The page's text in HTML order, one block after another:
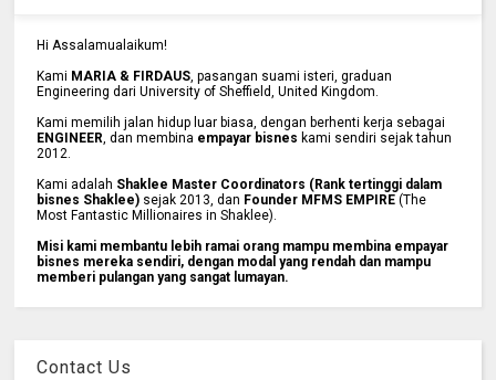
Hi Assalamualaikum!
Kami MARIA & FIRDAUS, pasangan suami isteri, graduan
Engineering dari University of Sheffield, United Kingdom.
Kami memilih jalan hidup luar biasa, dengan berhenti kerja sebagai
ENGINEER, dan membina empayar bisnes kami sendiri sejak tahun
2012.
Kami adalah Shaklee Master Coordinators (Rank tertinggi dalam
bisnes Shaklee) sejak 2013, dan Founder MFMS EMPIRE (The
Most Fantastic Millionaires in Shaklee).
Misi kami membantu lebih ramai orang mampu membina empayar
bisnes mereka sendiri, dengan modal yang rendah dan mampu
memberi pulangan yang sangat lumayan.
Contact Us